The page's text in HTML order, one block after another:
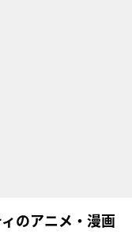
のアニメ・漫画